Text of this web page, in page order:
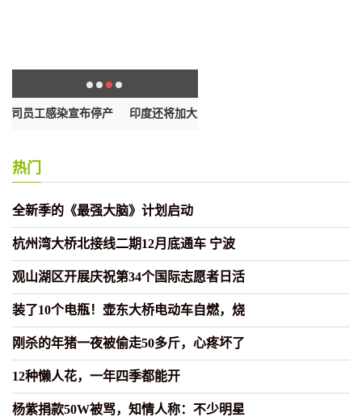
停产 印度还将加大对中国的“经济攻势”
热门
全新季的《最强大脑》计划启动
杭州湾大桥北接线二期12月底通车 宁波
观山湖区开展庆祝第34个国际志愿者日活
装了10个电瓶！壶东大桥电动车自燃，烧
刚杀的年猪一夜被偷走50多斤，心疼坏了
12种懒人花，一年四季都能开
杨紫捐款50W被骂，知情人称：不少明星